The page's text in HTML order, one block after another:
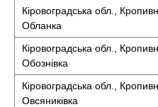
Кіровоградська обл.,
Обланка
Кіровоградська обл.,
Обознівка
Кіровоградська обл.,
Овсяниківка